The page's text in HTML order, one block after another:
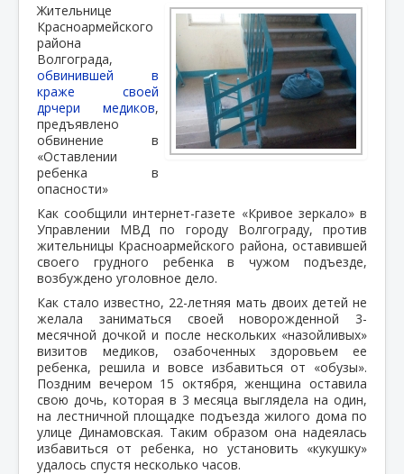
Жительнице
Красноармейского
района
Волгограда,
обвинившей в
краже своей
дрчери медиков,
предъявлено
обвинение в
«Оставлении
ребенка в
опасности»
Как сообщили интернет-газете «Кривое зеркало» в
Управлении МВД по городу Волгограду, против
жительницы Красноармейского района, оставившей
своего грудного ребенка в чужом подъезде,
возбуждено уголовное дело.
Как стало известно, 22-летняя мать двоих детей не
желала заниматься своей новорожденной 3-
месячной дочкой и после нескольких «назойливых»
визитов медиков, озабоченных здоровьем ее
ребенка, решила и вовсе избавиться от «обузы».
Поздним вечером 15 октября, женщина оставила
свою дочь, которая в 3 месяца выглядела на один,
на лестничной площадке подъезда жилого дома по
улице Динамовская. Таким образом она надеялась
избавиться от ребенка, но установить «кукушку»
удалось спустя несколько часов.